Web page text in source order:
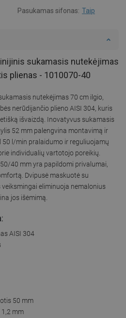
Pasukamas sifonas: Taip
sukamasis nutekėjimas
plienas - 1010070-40
nutekėjimas 70 cm ilgio,
nerūdijančio plieno AISI 304, kuris
išvaizdą. Inovatyvus sukamasis
52 mm palengvina montavimą ir
50 l/min pralaidumo ir reguliuojamų
individualių vartotojo poreikių.
40 mm yra papildomi privalumai,
Dvipusė maskuotė su
eliminuoja nemalonius
jos išėmimą.
AISI 304
50 mm
mm